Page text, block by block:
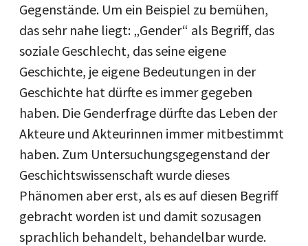
Gegenstände. Um ein Beispiel zu bemühen,
das sehr nahe liegt: „Gender“ als Begriff, das
soziale Geschlecht, das seine eigene
Geschichte, je eigene Bedeutungen in der
Geschichte hat dürfte es immer gegeben
haben. Die Genderfrage dürfte das Leben der
Akteure und Akteurinnen immer mitbestimmt
haben. Zum Untersuchungsgegenstand der
Geschichtswissenschaft wurde dieses
Phänomen aber erst, als es auf diesen Begriff
gebracht worden ist und damit sozusagen
sprachlich behandelt, behandelbar wurde.